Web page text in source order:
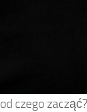
czego